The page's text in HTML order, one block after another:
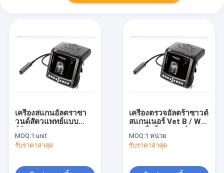
เครื่องสแกนอัลตราซา
วนด์สัตวแพทย์แบบ
MOQ:1 unit
รับราคาล่าสุด
เครื่องตรวจอัลตร้าซาวด์
สแกนเนอร์ Vet B / W
วินิจฉัยหลาย - ความถี่
พร็อบ
MOQ:1 หน่วย
รับราคาล่าสุด